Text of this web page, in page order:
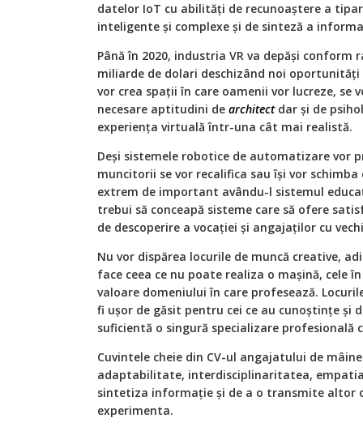
datelor IoT cu abilități de recunoaștere a
inteligente și complexe și de sinteză a
Până în 2020, industria VR va depăși
miliarde de dolari deschizând noi
vor crea spații în care oamenii vor lucreze, se
necesare aptitudini de architectdar și de
experiența virtuală într-una cât mai realistă.
Deși sistemele robotice de automatizare vor
muncitorii se vor recalifica sau își vor
extrem de important avându-l sistemul
trebui să conceapă sisteme care să ofere
de descoperire a vocației și angajaților cu
Nu vor dispărea locurile de muncă creative,
face ceea ce nu poate realiza o mașină, cele
valoare domeniului în care profesează.
fi ușor de găsit pentru cei ce au cunoștințe și
suficientă o singură specializare
Cuvintele cheie din CV-ul angajatului de
adaptabilitate, interdisciplinaritatea,
sintetiza informație și de a o transmite altor
experimenta.